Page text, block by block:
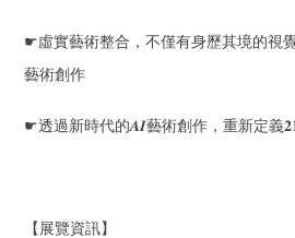
☛虛實藝術整合，不僅有身歷其境的視
藝術創作​
☛透過新時代的𝑨𝑰藝術創作，重新定義
【展覽資訊】